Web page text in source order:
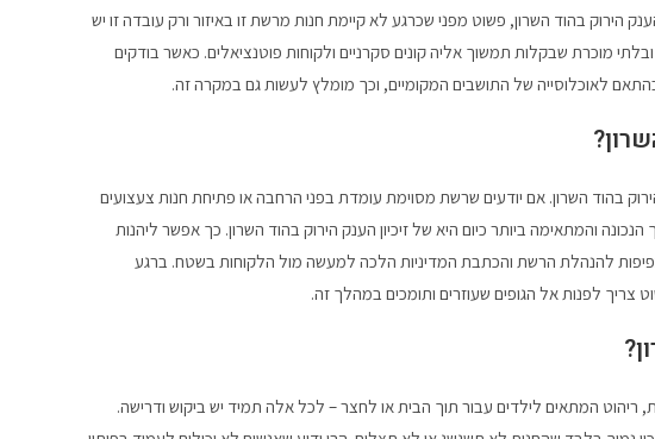
הירוק בהוד השרון, פשוט מפני שכרגע לא קיימת חנות מרשת זו באיזור ורק עובדה זו יש
מוכרת שבקלות תמשוך אליה קונים סקרניים ולקוחות פוטנציאלים. כאשר בודקים
לאוכלוסייה של התושבים המקומיים, וכך מומלץ לעשות גם במקרה זה.
בהוד השרון. אם יודעים שרשת מסוימת עומדת בפני הרחבה או פתיחת חנות צעצועים
והמתאימה ביותר כיום היא של זיכיון הענק הירוק בהוד השרון. כך אפשר ליהנות
להנהלת הרשת והכתבת המדיניות הלכה למעשה מול הלקוחות בשטח. ברגע
צריך לפנות אל הגופים שעוזרים ותומכים במהלך זה.
המתאים לילדים עבור תוך הבית או לחצר – לכל אלה תמיד יש ביקוש ודרישה.